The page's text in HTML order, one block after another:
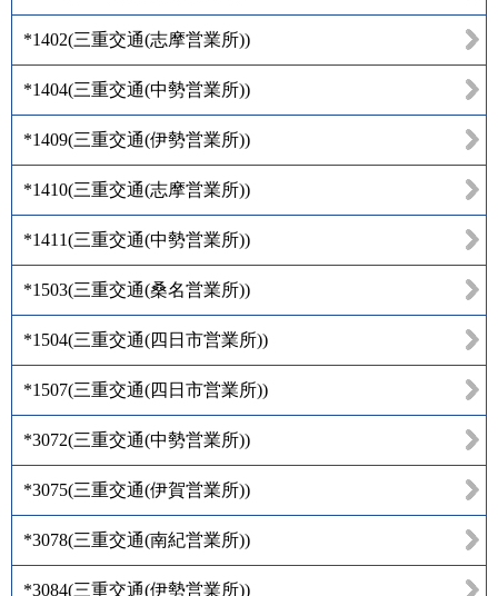
*1402(三重交通(志摩営業所))
*1404(三重交通(中勢営業所))
*1409(三重交通(伊勢営業所))
*1410(三重交通(志摩営業所))
*1411(三重交通(中勢営業所))
*1503(三重交通(桑名営業所))
*1504(三重交通(四日市営業所))
*1507(三重交通(四日市営業所))
*3072(三重交通(中勢営業所))
*3075(三重交通(伊賀営業所))
*3078(三重交通(南紀営業所))
*3084(三重交通(伊勢営業所))